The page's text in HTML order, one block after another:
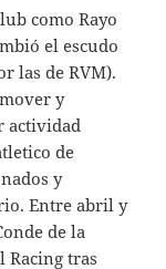
como Rayo
el escudo
las de RVM).
y
actividad
de
y
Entre abril y
de la
Racing tras